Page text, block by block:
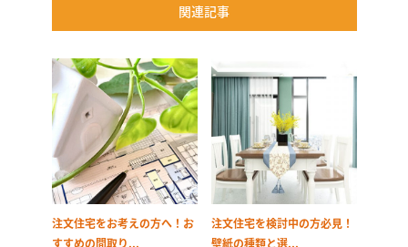
関連記事
注文住宅をお考えの方へ！お
すすめの間取り...
注文住宅を検討中の方必見！
壁紙の種類と選...